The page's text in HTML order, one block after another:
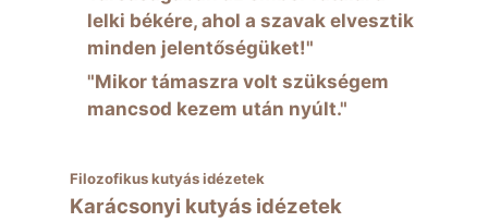
lelki békére, ahol a szavak elvesztik
minden jelentőségüket!"
"Mikor támaszra volt szükségem
mancsod kezem után nyúlt."
Filozofikus kutyás idézetek
Karácsonyi kutyás idézetek